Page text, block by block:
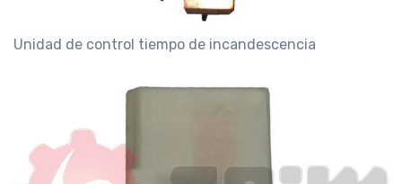
Unidad de control tiempo de incandescencia